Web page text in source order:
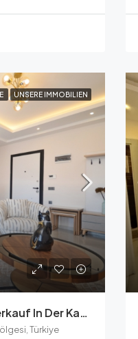
UNSERE IMMOBILIEN
Moderne Luxuswohnung Zum Verkauf In Der Kavi Dreams Residence, Oba
Türkiye